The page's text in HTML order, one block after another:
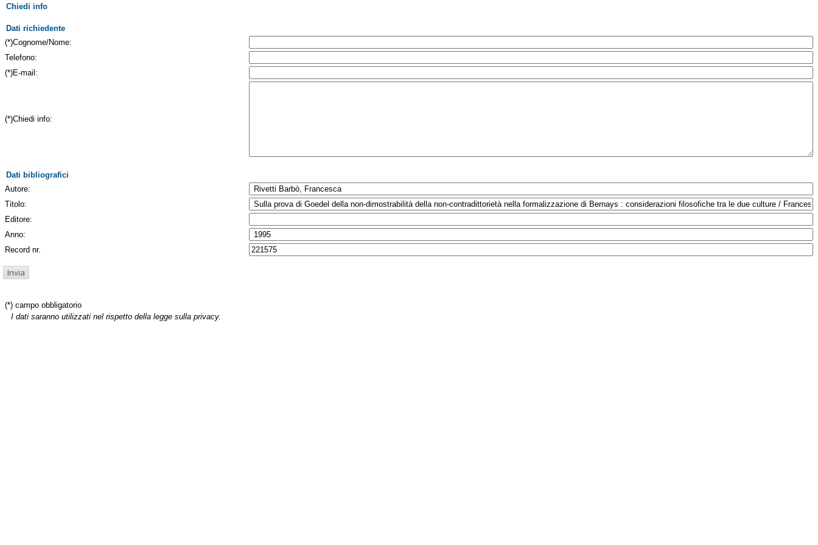
Chiedi info
Dati richiedente
(*)Cognome/Nome:
Telefono:
(*)E-mail:
(*)Chiedi info:
Dati bibliografici
Autore:
Titolo:
Editore:
Anno:
Record nr.
(*) campo obbligatorio
I dati saranno utilizzati nel rispetto della legge sulla privacy.